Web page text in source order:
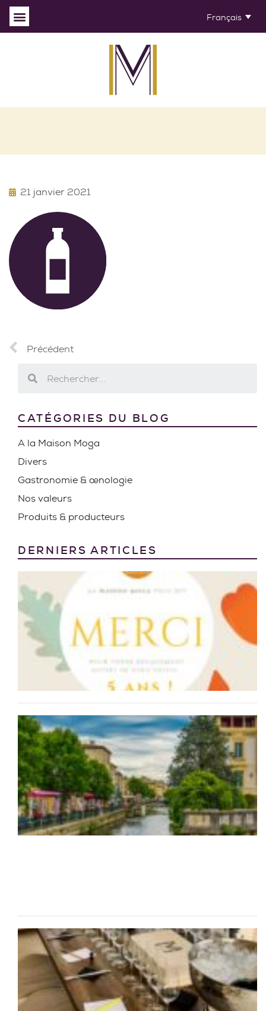
Français
21 janvier 2021
Précédent
CATÉGORIES DU BLOG
A la Maison Moga
Divers
Gastronomie & œnologie
Nos valeurs
Produits & producteurs
DERNIERS ARTICLES